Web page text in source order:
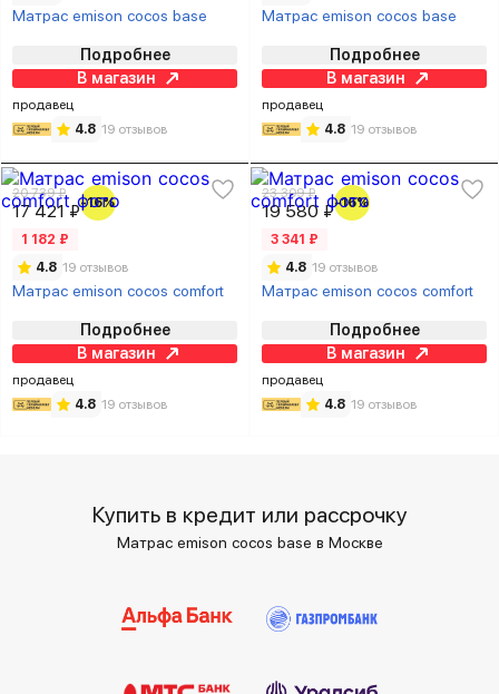
Матрас emison cocos base
Подробнее
В магазин
продавец
4.8 19 отзывов
Матрас emison cocos base
Подробнее
В магазин
продавец
4.8 19 отзывов
20 739 ₽
17 421 ₽-16%
1 182 ₽
4.8 19 отзывов
Матрас emison cocos comfort
Подробнее
В магазин
продавец
4.8 19 отзывов
23 309 ₽
19 580 ₽-16%
3 341 ₽
4.8 19 отзывов
Матрас emison cocos comfort
Подробнее
В магазин
продавец
4.8 19 отзывов
Купить в кредит или рассрочку
Матрас emison cocos base в Москве